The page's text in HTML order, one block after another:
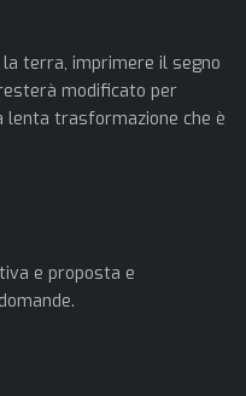
terra, imprimere il segno
modificato per
lenta trasformazione che è
e proposta e